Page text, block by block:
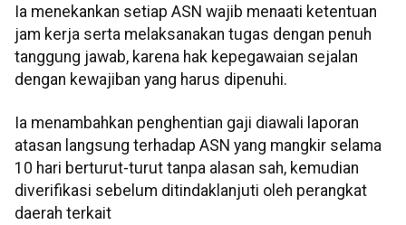
Ia menekankan setiap ASN wajib menaati ketentuan
jam kerja serta melaksanakan tugas dengan penuh
tanggung jawab, karena hak kepegawaian sejalan
dengan kewajiban yang harus dipenuhi.
Ia menambahkan penghentian gaji diawali laporan
atasan langsung terhadap ASN yang mangkir selama
10 hari berturut-turut tanpa alasan sah, kemudian
diverifikasi sebelum ditindaklanjuti oleh perangkat
daerah terkait